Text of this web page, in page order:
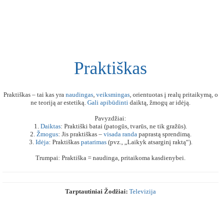
Praktiškas
Praktiškas – tai kas yra naudingas, veiksmingas, orientuotas į realų pritaikymą, o
ne teoriją ar estetiką. Gali apibūdinti daiktą, žmogų ar idėją.
Pavyzdžiai:
1. Daiktas: Praktiški batai (patogūs, tvarūs, ne tik gražūs).
2. Žmogus: Jis praktiškas – visada randapaprastą sprendimą.
3. Idėja: Praktiškas patarimas(pvz., „Laikyk atsarginį raktą“).
Trumpai: Praktiška = naudinga, pritaikoma kasdienybei.
Tarptautiniai Žodžiai: Televizija